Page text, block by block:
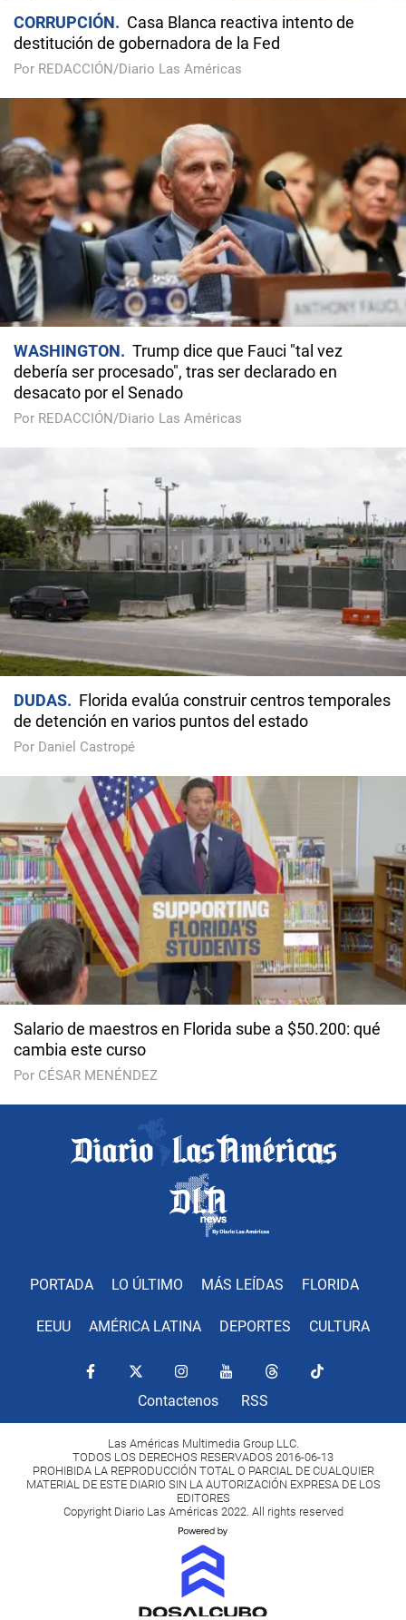
CORRUPCIÓN
Casa Blanca reactiva intento de
destitución de gobernadora de la Fed
Por REDACCIÓN/Diario Las Américas
WASHINGTON
Trump dice que Fauci "tal vez
debería ser procesado", tras ser declarado en
desacato por el Senado
Por REDACCIÓN/Diario Las Américas
DUDAS
Florida evalúa construir centros temporales
de detención en varios puntos del estado
Por Daniel Castropé
Salario de maestros en Florida sube a $50.200: qué
cambia este curso
Por CÉSAR MENÉNDEZ
PORTADA LO ÚLTIMO MÁS LEÍDAS FLORIDA
EEUU AMÉRICA LATINA DEPORTES CULTURA
Contactenos RSS
Las Américas Multimedia Group LLC.
TODOS LOS DERECHOS RESERVADOS 2016-06-13
PROHIBIDA LA REPRODUCCIÓN TOTAL O PARCIAL DE CUALQUIER
MATERIAL DE ESTE DIARIO SIN LA AUTORIZACIÓN EXPRESA DE LOS
EDITORES
Copyright Diario Las Américas 2022. All rights reserved